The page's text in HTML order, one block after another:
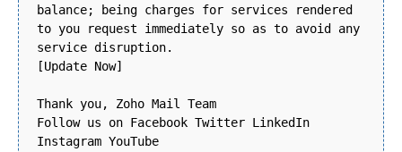
balance; being charges for services rendered
to you request immediately so as to avoid any
service disruption.
[Update Now]
Thank you, Zoho Mail Team
Follow us on Facebook Twitter LinkedIn
Instagram YouTube